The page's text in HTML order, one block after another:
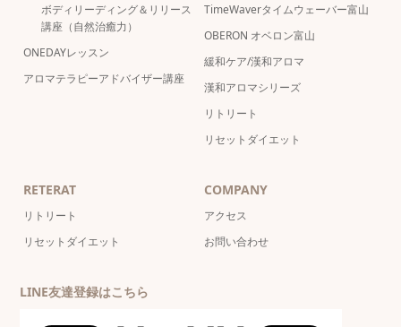
ボディリーディング＆リリース
講座（自然治癒力）
ONEDAYレッスン
アロマテラピーアドバイザー講座
TimeWaverタイムウェーバー富山
OBERON オベロン富山
緩和ケア/漢和アロマ
漢和アロマシリーズ
リトリート
リセットダイエット
RETERAT
リトリート
リセットダイエット
COMPANY
アクセス
お問い合わせ
LINE友達登録はこちら